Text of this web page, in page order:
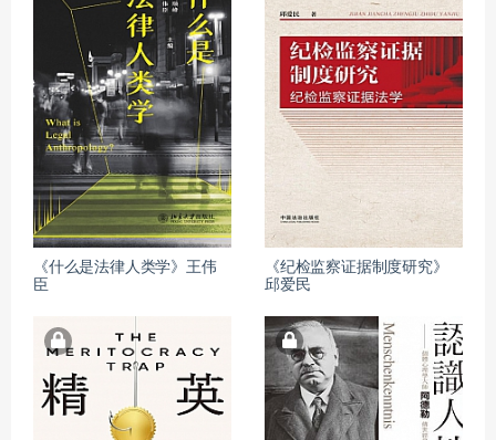
《什么是法律人类学》王伟
臣
《纪检监察证据制度研究》
邱爱民